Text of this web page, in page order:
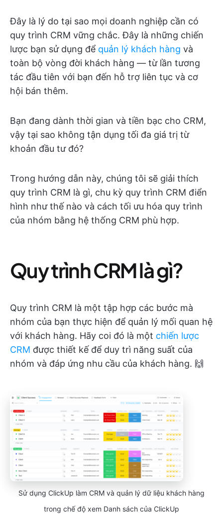
Đây là lý do tại sao mọi doanh nghiệp cần có
quy trình CRM vững chắc. Đây là những chiến
lược bạn sử dụng để quản lý khách hàng và
toàn bộ vòng đời khách hàng — từ lần tương
tác đầu tiên với bạn đến hỗ trợ liên tục và cơ
hội bán thêm.
Bạn đang dành thời gian và tiền bạc cho CRM,
vậy tại sao không tận dụng tối đa giá trị từ
khoản đầu tư đó?
Trong hướng dẫn này, chúng tôi sẽ giải thích
quy trình CRM là gì, chu kỳ quy trình CRM điển
hình như thế nào và cách tối ưu hóa quy trình
của nhóm bằng hệ thống CRM phù hợp.
Quy trình CRM là gì?
Quy trình CRM là một tập hợp các bước mà
nhóm của bạn thực hiện để quản lý mối quan hệ
với khách hàng. Hãy coi đó là một chiến lược
CRM được thiết kế để duy trì năng suất của
nhóm và đáp ứng nhu cầu của khách hàng. 🙌
Sử dụng ClickUp làm CRM và quản lý dữ liệu khách hàng
trong chế độ xem Danh sách của ClickUp